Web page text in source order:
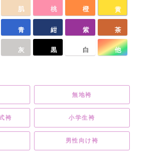
肌 桃 橙 黄
青 紺 紫 茶
灰 黒 白 他
無地袴
袴 小学生袴
男性向け袴